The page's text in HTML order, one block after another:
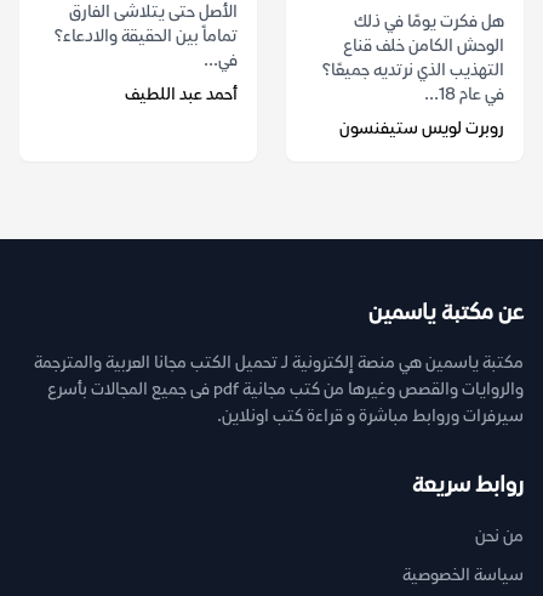
هل فكرت يومًا في ذلك
الوحش الكامن خلف قناع
التهذيب الذي نرتديه جميعًا؟
في عام 18...
روبرت لويس ستيفنسون
الأصل حتى يتلاشى الفارق
تماماً بين الحقيقة والادعاء؟
في...
أحمد عبد اللطيف
عن مكتبة ياسمين
مكتبة ياسمين هي منصة إلكترونية لـ تحميل الكتب مجانا العربية والمترجمة
والروايات والقصص وغيرها من كتب مجانية pdf فى جميع المجالات بأسرع
سيرفرات وروابط مباشرة و قراءة كتب اونلاين.
روابط سريعة
من نحن
سياسة الخصوصية